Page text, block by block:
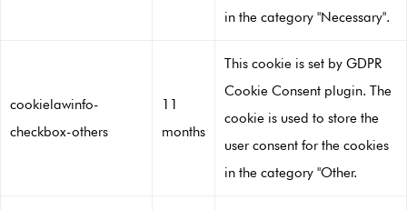
in the category "Necessary".
cookielawinfo-
checkbox-others
11
months
This cookie is set by GDPR
Cookie Consent plugin. The
cookie is used to store the
user consent for the cookies
in the category "Other.